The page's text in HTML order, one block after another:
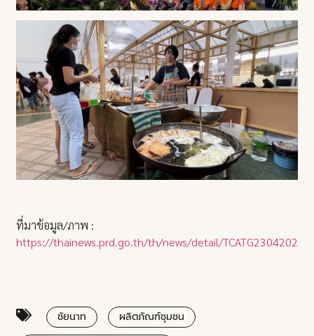
ที่มาข้อมูล/ภาพ :
https://thainews.prd.go.th/th/news/detail/
ชัยนาท
ผลิตภัณฑ์ชุมชน